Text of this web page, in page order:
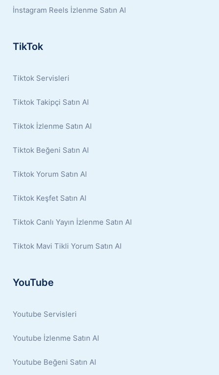
İnstagram Reels İzlenme Satın Al
TikTok
Tiktok Servisleri
Tiktok Takipçi Satın Al
Tiktok İzlenme Satın Al
Tiktok Beğeni Satın Al
Tiktok Yorum Satın Al
Tiktok Keşfet Satın Al
Tiktok Canlı Yayın İzlenme Satın Al
Tiktok Mavi Tikli Yorum Satın Al
YouTube
Youtube Servisleri
Youtube İzlenme Satın Al
Youtube Beğeni Satın Al